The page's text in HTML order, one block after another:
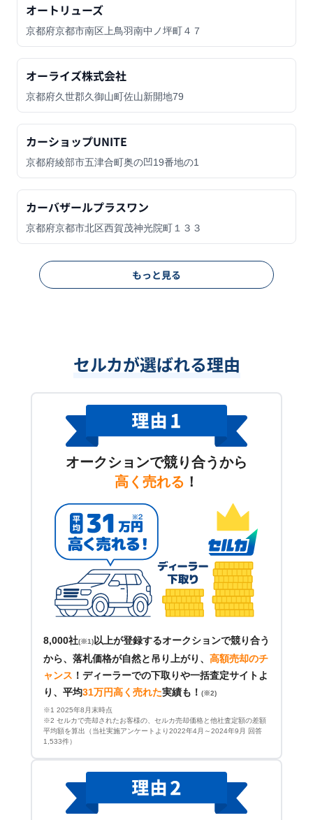
オートリューズ
京都府京都市南区上鳥羽南中ノ坪町４７
オーライズ株式会社
京都府久世郡久御山町佐山新開地79
カーショップUNITE
京都府綾部市五津合町奥の凹19番地の1
カーバザールプラスワン
京都府京都市北区西賀茂神光院町１３３
もっと見る
セルカが選ばれる理由
オークションで競り合うから
高く売れる ！
8,000社(※1) 以上が登録するオークションで競り合う
から、落札価格が自然と吊り上がり、 高額売却のチ
ャンス ！ ディーラーでの下取りや一括査定サイトよ
り、平均31万円高く売れた実績も！ (※2)
※1 2025年8月末時点
※2 セルカで売却されたお客様の、セルカ売却価格と他社査定額の差額
平均額を算出（当社実施アンケートより2022年4月～2024年9月 回答
1,533件）